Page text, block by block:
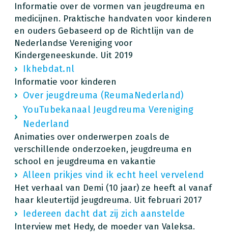
Informatie over de vormen van jeugdreuma en
medicijnen. Praktische handvaten voor kinderen
en ouders Gebaseerd op de Richtlijn van de
Nederlandse Vereniging voor
Kindergeneeskunde. Uit 2019
Ikhebdat.nl
Informatie voor kinderen
Over jeugdreuma (ReumaNederland)
YouTubekanaal Jeugdreuma Vereniging
Nederland
Animaties over onderwerpen zoals de
verschillende onderzoeken, jeugdreuma en
school en jeugdreuma en vakantie
Alleen prikjes vind ik echt heel vervelend
Het verhaal van Demi (10 jaar) ze heeft al vanaf
haar kleutertijd jeugdreuma. Uit februari 2017
Iedereen dacht dat zij zich aanstelde
Interview met Hedy, de moeder van Valeksa.